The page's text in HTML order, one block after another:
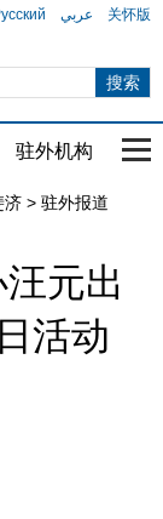
عربي 关怀版
驻外机构 国
济 > 驻外报道
元出
活动